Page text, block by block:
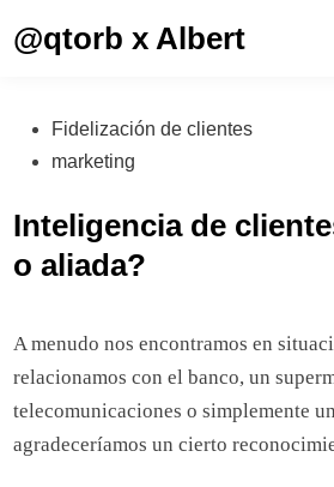
@qtorb x Albert
Publicado
en
Fidelización de clientes
marketing
Inteligencia de
o aliada?
A menudo nos encontramos en
relacionamos con el banco, un
telecomunicaciones o simplemente
agradeceríamos un cierto